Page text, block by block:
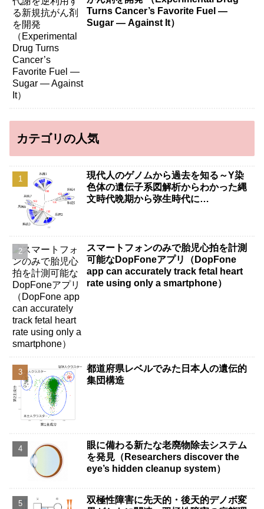
Turns Cancer’s Favorite Fuel —
Sugar — Against It）
カテゴリの人気
現代人のゲノムから過去を知る～Y染
色体の遺伝子系図解析からわかった縄
文時代晩期から弥生時代に…
スマートフォンのみで胎児心拍を計測
可能なDopFoneアプリ（DopFone
app can accurately track fetal heart
rate using only a smartphone）
都道府県レベルでみた日本人の遺伝的
集団構造
眼に備わる新たな老廃物除去システム
を発見（Researchers discover the
eye’s hidden cleanup system）
双極性障害に先天的・後天的デノボ変